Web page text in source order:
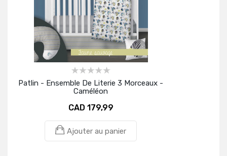
Patlin - Ensemble De Literie 3 Morceaux -
Caméléon
CAD 179,99
Ajouter au panier